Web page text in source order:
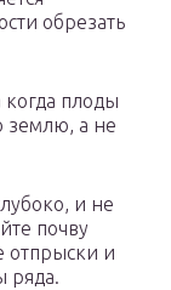
обрезать
когда плоды
землю, а не
и не
почву
отпрыски и
ряда.